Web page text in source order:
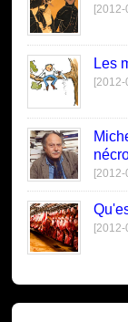
[2012-
Les
[2012-
[2012-
[2012-